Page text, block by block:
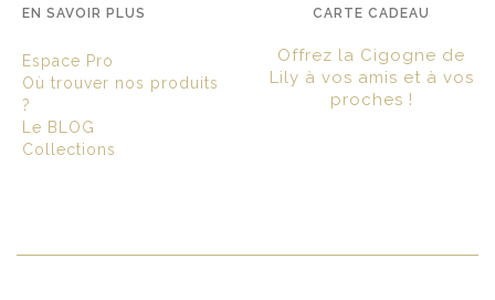
EN SAVOIR PLUS
Espace Pro
Où trouver nos produits
?
Le BLOG
Collections
CARTE CADEAU
Offrez la Cigogne de
Lily à vos amis et à vos
proches !